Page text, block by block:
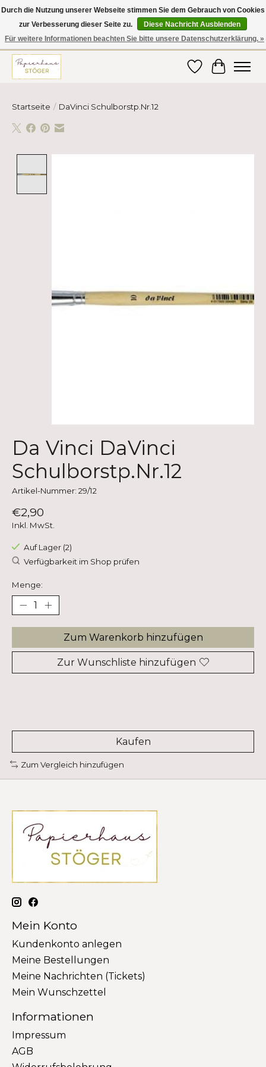
Hier finden Sie hochwertige Produkte im Bereich Schule, Büro, Papier,
Schreiben und vieles mehr! Erhalten Sie Ihre Bestellung bequem nach
Hause oder ins Büro geliefert!
Wunschzettel
Ihr
Startseite / DaVinci Schulborstp.Nr.12
Da Vinci DaVinci
Schulborstp.Nr.12
Artikel-Nummer: 29/12
€2,90
Inkl. MwSt.
Auf Lager (2)
Verfügbarkeit im Shop prüfen
Menge:
Zum Warenkorb hinzufügen
Zur Wunschliste hinzufügen
Kaufen
Zum Vergleich hinzufügen
Mein Konto
Kundenkonto anlegen
Meine Bestellungen
Meine Nachrichten (Tickets)
Mein Wunschzettel
Informationen
Impressum
AGB
Durch die Nutzung unserer Webseite stimmen Sie dem Gebrauch von Cookies
zur Verbesserung dieser Seite zu.
Diese Nachricht Ausblenden
Für weitere Informationen beachten Sie bitte unsere Datenschutzerklärung. »